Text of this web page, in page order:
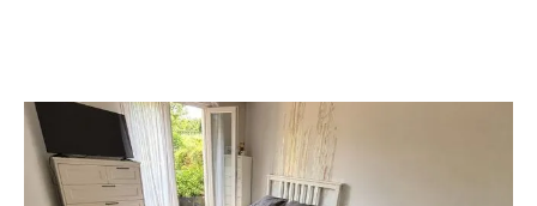
AMIENS 80
55,19 m , 2 pièces
Ref : 200